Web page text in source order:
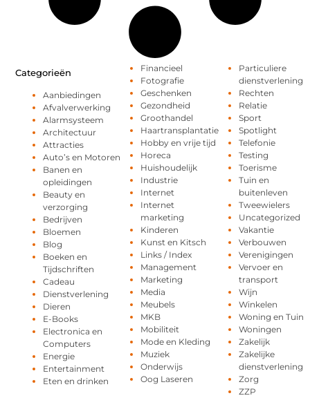
Categorieën
Aanbiedingen
Afvalverwerking
Alarmsysteem
Architectuur
Attracties
Auto’s en Motoren
Banen en
opleidingen
Beauty en
verzorging
Bedrijven
Bloemen
Blog
Boeken en
Tijdschriften
Cadeau
Dienstverlening
Dieren
E-Books
Electronica en
Computers
Energie
Entertainment
Eten en drinken
Financieel
Fotografie
Geschenken
Gezondheid
Groothandel
Haartransplantatie
Hobby en vrije tijd
Horeca
Huishoudelijk
Industrie
Internet
Internet
marketing
Kinderen
Kunst en Kitsch
Links / Index
Management
Marketing
Media
Meubels
MKB
Mobiliteit
Mode en Kleding
Muziek
Onderwijs
Oog Laseren
Particuliere
dienstverlening
Rechten
Relatie
Sport
Spotlight
Telefonie
Testing
Toerisme
Tuin en
buitenleven
Tweewielers
Uncategorized
Vakantie
Verbouwen
Verenigingen
Vervoer en
transport
Wijn
Winkelen
Woning en Tuin
Woningen
Zakelijk
Zakelijke
dienstverlening
Zorg
ZZP